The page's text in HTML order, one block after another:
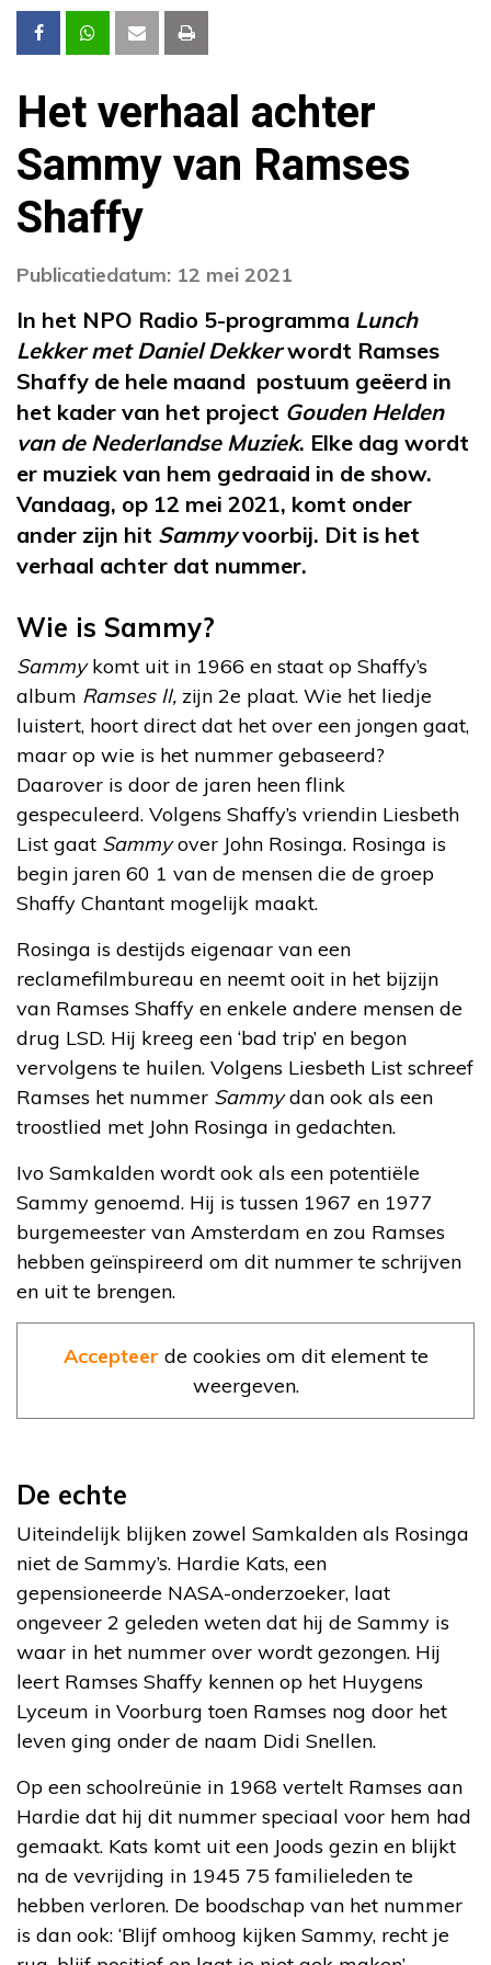
Het verhaal achter
Sammy van Ramses
Shaffy
Publicatiedatum: 12 mei 2021
In het NPO Radio 5-programma Lunch
Lekker met Daniel Dekkerwordt Ramses
Shaffy de hele maand postuum geëerd in
het kader van het project Gouden Helden
van de Nederlandse Muziek. Elke dag wordt
er muziek van hem gedraaid in de show.
Vandaag, op 12 mei 2021, komt onder
ander zijn hit Sammyvoorbij. Dit is het
verhaal achter dat nummer.
Wie is Sammy?
Sammykomt uit in 1966 en staat op Shaffy’s
album Ramses II, zijn 2e plaat. Wie het liedje
luistert, hoort direct dat het over een jongen gaat,
maar op wie is het nummer gebaseerd?
Daarover is door de jaren heen flink
gespeculeerd. Volgens Shaffy’s vriendin Liesbeth
List gaat Sammyover John Rosinga. Rosinga is
begin jaren 60 1 van de mensen die de groep
Shaffy Chantant mogelijk maakt.
Rosinga is destijds eigenaar van een
reclamefilmbureau en neemt ooit in het bijzijn
van Ramses Shaffy en enkele andere mensen de
drug LSD. Hij kreeg een ‘bad trip’ en begon
vervolgens te huilen. Volgens Liesbeth List schreef
Ramses het nummer Sammydan ook als een
troostlied met John Rosinga in gedachten.
Ivo Samkalden wordt ook als een potentiële
Sammy genoemd. Hij is tussen 1967 en 1977
burgemeester van Amsterdam en zou Ramses
hebben geïnspireerd om dit nummer te schrijven
en uit te brengen.
Accepteer de cookies om dit element te
weergeven.
De echte
Uiteindelijk blijken zowel Samkalden als Rosinga
niet de Sammy’s. Hardie Kats, een
gepensioneerde NASA-onderzoeker, laat
ongeveer 2 geleden weten dat hij de Sammy is
waar in het nummer over wordt gezongen. Hij
leert Ramses Shaffy kennen op het Huygens
Lyceum in Voorburg toen Ramses nog door het
leven ging onder de naam Didi Snellen.
Op een schoolreünie in 1968 vertelt Ramses aan
Hardie dat hij dit nummer speciaal voor hem had
gemaakt. Kats komt uit een Joods gezin en blijkt
na de vevrijding in 1945 75 familieleden te
hebben verloren. De boodschap van het nummer
is dan ook: ‘Blijf omhoog kijken Sammy, recht je